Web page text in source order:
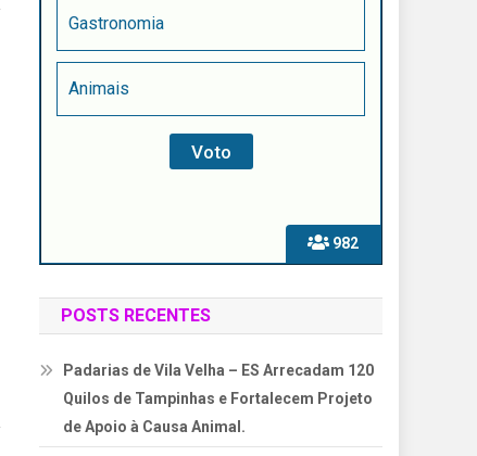
982
Gastronomia
Animais
POSTS RECENTES
Padarias de Vila Velha – ES Arrecadam 120
Quilos de Tampinhas e Fortalecem Projeto
de Apoio à Causa Animal.